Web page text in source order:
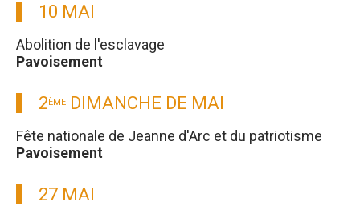
10 MAI
Abolition de l'esclavage
Pavoisement
2ÈME DIMANCHE DE MAI
Fête nationale de Jeanne d'Arc et du patriotisme
Pavoisement
27 MAI